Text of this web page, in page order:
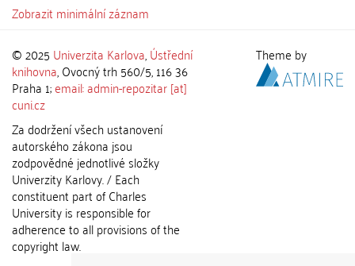
Zobrazit minimální záznam
© 2025 Univerzita Karlova,Ústřední
knihovna, Ovocný trh 560/5, 116 36
Praha 1;email: admin-repozitar [at]
cuni.cz
Za dodržení všech ustanovení
autorského zákona jsou
zodpovědné jednotlivé složky
Univerzity Karlovy. / Each
constituent part of Charles
University is responsible for
adherence to all provisions of the
copyright law.
Theme by